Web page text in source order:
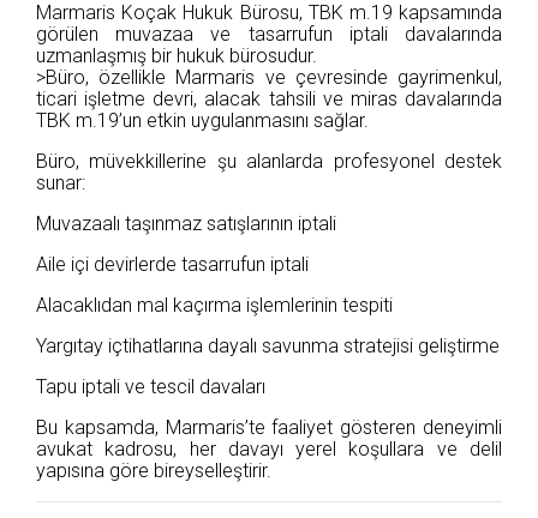
Marmaris Koçak Hukuk Bürosu, TBK m.19 kapsamında
görülen muvazaa ve tasarrufun iptali davalarında
uzmanlaşmış bir hukuk bürosudur.
>Büro, özellikle Marmaris ve çevresinde gayrimenkul,
ticari işletme devri, alacak tahsili ve miras davalarında
TBK m.19’un etkin uygulanmasını sağlar.
Büro, müvekkillerine şu alanlarda profesyonel destek
sunar:
Muvazaalı taşınmaz satışlarının iptali
Aile içi devirlerde tasarrufun iptali
Alacaklıdan mal kaçırma işlemlerinin tespiti
Yargıtay içtihatlarına dayalı savunma stratejisi geliştirme
Tapu iptali ve tescil davaları
Bu kapsamda, Marmaris’te faaliyet gösteren deneyimli
avukat kadrosu, her davayı yerel koşullara ve delil
yapısına göre bireyselleştirir.